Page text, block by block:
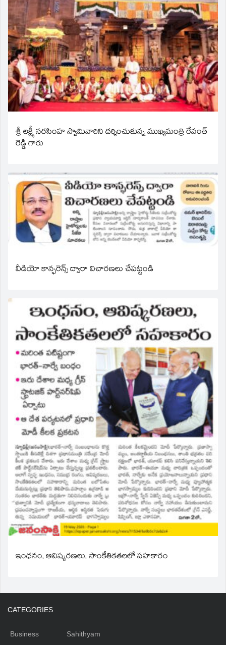
శ్రీ లక్ష్మీ నరసింహ స్వామివారిని దర్శించుకున్న ముఖ్యమంత్రి రేవంత్
రెడ్డి గారు
వీడియో కాన్ఫరెన్స్ ద్వారా విచారణలు చేపట్టండి
ఇంధనం, ఆవిష్కరణలు, సాంకేతికతలలో సహకారం
CATEGORIES
Business
Sahithyam